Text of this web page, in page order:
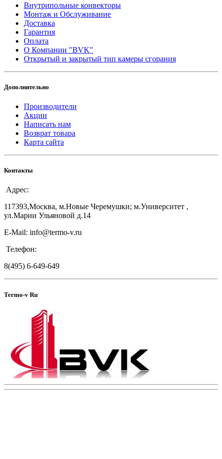
Внутрипольные конвекторы
Монтаж и Обслуживание
Доставка
Гарантия
Оплата
О Компании "BVK"
Открытый и закрытый тип камеры сгорания
Дополнительно
Производители
Акции
Написать нам
Возврат товара
Карта сайта
Контакты
Адрес:
117393,Москва, м.Новые Черемушки; м.Университет ,
ул.Марии Ульяновой д.14
E-Mail: info@termo-v.ru
Телефон:
8(495) 6-649-649
Termo-v Ru